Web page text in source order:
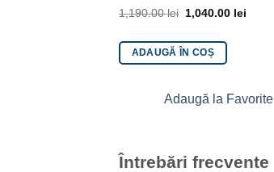
1,190.00lei 1,040.00 lei
ADAUGĂ ÎN COȘ
Adaugă la Favorite
Întrebări frecvente